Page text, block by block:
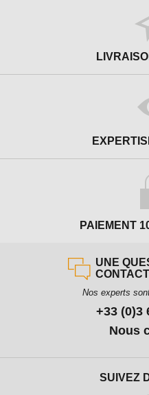
PAIEMENT
UNE
Nos experts
+33 (0)3
Nous
SUIVEZ